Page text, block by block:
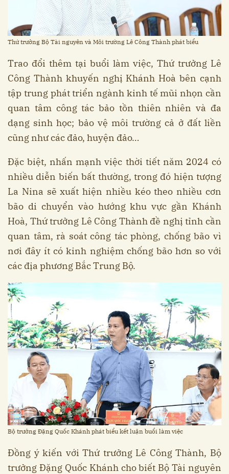
Thứ trưởng Bộ Tài nguyên và Môi trường Lê Công Thành phát biểu
Trao đổi thêm tại buổi làm việc, Thứ trưởng Lê
Công Thành khuyến nghị Khánh Hoà bên cạnh
tập trung phát triển ngành kinh tế mũi nhọn cần
quan tâm công tác bảo tồn thiên nhiên và đa
dạng sinh học; bảo vệ môi trường cả ở đất liền
cũng như các đảo, huyện đảo…
Đặc biệt, nhấn mạnh việc thời tiết năm 2024 có
nhiều diễn biến bất thường, trong đó hiện tượng
La Nina sẽ xuất hiện nhiều kéo theo nhiều cơn
bão di chuyển vào hướng khu vực gần Khánh
Hoà, Thứ trưởng Lê Công Thành đề nghị tỉnh cần
quan tâm, rà soát công tác phòng, chống bão vì
nơi đây ít có kinh nghiệm chống bão hơn so với
các địa phương Bắc Trung Bộ.
Bộ trưởng Đặng Quốc Khánh phát biểu kết luận buổi làm việc
Đồng ý kiến với Thứ trưởng Lê Công Thành, Bộ
trưởng Đặng Quốc Khánh cho biết Bộ Tài nguyên